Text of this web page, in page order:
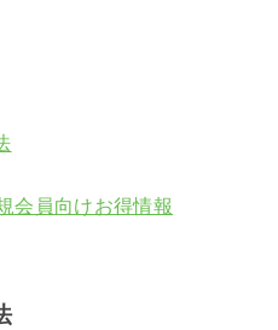
会員向けお得情報